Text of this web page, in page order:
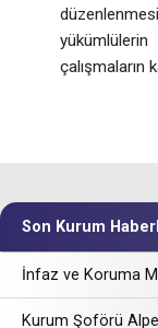
çalışmaların
Son Kurum
İnfaz ve Koruma
Kurum Şoförü